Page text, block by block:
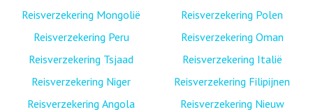
Reisverzekering Mongolië
Reisverzekering Peru
Reisverzekering Tsjaad
Reisverzekering Niger
Reisverzekering Angola
Reisverzekering Polen
Reisverzekering Oman
Reisverzekering Italië
Reisverzekering Filipijnen
Reisverzekering Nieuw